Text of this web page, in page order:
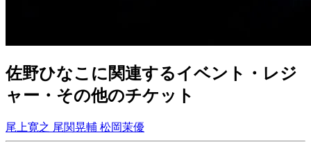
佐野ひなこに関連するイベント・レジ
ャー・その他のチケット
尾上寛之 尾関晃輔 松岡茉優